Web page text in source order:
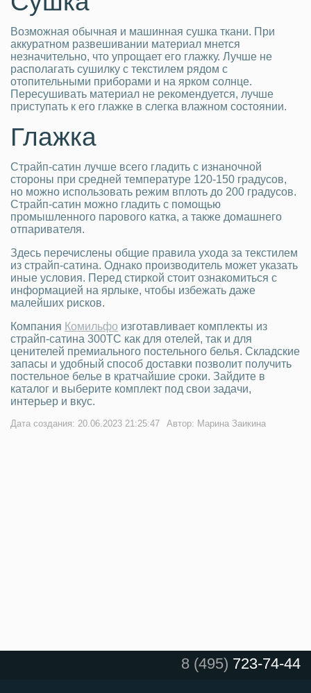
Возможная обычная и машинная сушка ткани. При
аккуратном развешивании материал мнется
незначительно, что упрощает его глажку. Лучше не
располагать сушилку с текстилем рядом с
отопительными приборами и на ярком солнце.
Пересушивать материал не рекомендуется, лучше
приступать к его глажке в слегка влажном состоянии.
Глажка
Страйп-сатин лучше всего гладить с изнаночной
стороны при средней температуре 120-150 градусов,
но можно использовать режим вплоть до 200 градусов.
Страйп-сатин можно гладить с помощью
промышленного парового катка, а также домашнего
отпаривателя.
Здесь перечислены общие правила ухода за текстилем
из страйп-сатина. Однако производитель может указать
иные условия. Перед стиркой стоит ознакомиться с
информацией на ярлыке, чтобы избежать даже
малейших рисков.
Компания Комильфо изготавливает комплекты из
страйп-сатина 300ТС как для отелей, так и для
ценителей премиального постельного белья. Складские
запасы и удобный способ доставки позволит получить
постельное белье в кратчайшие сроки. Зайдите в
каталог и выберите комплект под свои задачи,
интерьер и вкус.
Дата создания: 20.06.2023 21:25:47 Автор: Марина Заикина
8 (495) 723-74-44